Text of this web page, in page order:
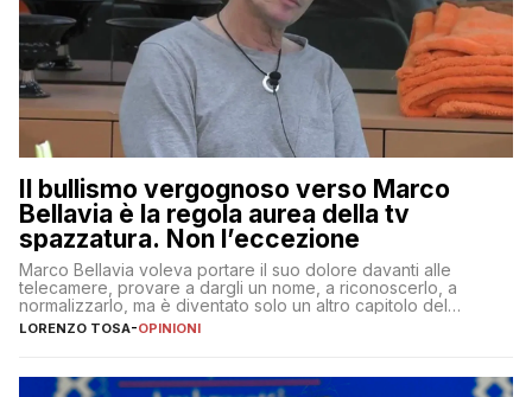
Il bullismo vergognoso verso Marco
Bellavia è la regola aurea della tv
spazzatura. Non l’eccezione
Marco Bellavia voleva portare il suo dolore davanti alle
telecamere, provare a dargli un nome, a riconoscerlo, a
normalizzarlo, ma è diventato solo un altro capitolo del
copione
LORENZO TOSA-OPINIONI